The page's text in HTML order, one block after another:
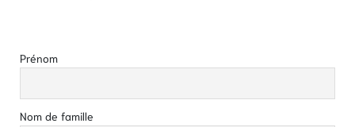
Prénom
Nom de famille